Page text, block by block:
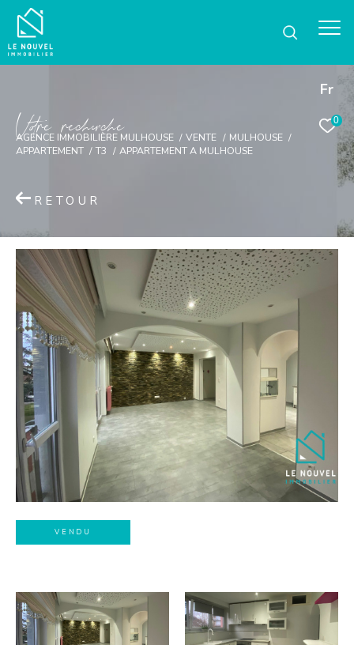
Fr
0
Vore recece
AGENCE IMMOBILIÈRE MULHOUSE VENTE
MULHOUSE
APPARTEMENT
T3 APPARTEMENT A MULHOUSE
RETOUR
VENDU